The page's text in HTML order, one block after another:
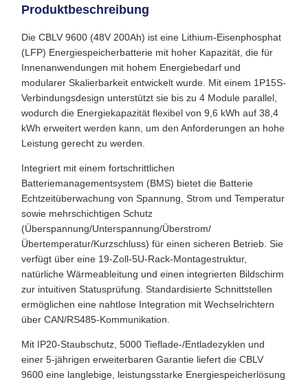
Produktbeschreibung
Die CBLV 9600 (48V 200Ah) ist eine Lithium-Eisenphosphat
(LFP) Energiespeicherbatterie mit hoher Kapazität, die für
Innenanwendungen mit hohem Energiebedarf und
modularer Skalierbarkeit entwickelt wurde. Mit einem 1P15S-
Verbindungsdesign unterstützt sie bis zu 4 Module parallel,
wodurch die Energiekapazität flexibel von 9,6 kWh auf 38,4
kWh erweitert werden kann, um den Anforderungen an hohe
Leistung gerecht zu werden.
Integriert mit einem fortschrittlichen
Batteriemanagementsystem (BMS) bietet die Batterie
Echtzeitüberwachung von Spannung, Strom und Temperatur
sowie mehrschichtigen Schutz
(Überspannung/Unterspannung/Überstrom/
Übertemperatur/Kurzschluss) für einen sicheren Betrieb. Sie
verfügt über eine 19-Zoll-5U-Rack-Montagestruktur,
natürliche Wärmeableitung und einen integrierten Bildschirm
zur intuitiven Statusprüfung. Standardisierte Schnittstellen
ermöglichen eine nahtlose Integration mit Wechselrichtern
über CAN/RS485-Kommunikation.
Mit IP20-Staubschutz, 5000 Tieflade-/Entladezyklen und
einer 5-jährigen erweiterbaren Garantie liefert die CBLV
9600 eine langlebige, leistungsstarke Energiespeicherlösung